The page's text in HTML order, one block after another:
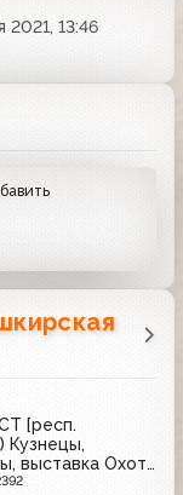
2021, 13:46
[респ.
Кузнецы,
выставка Охота